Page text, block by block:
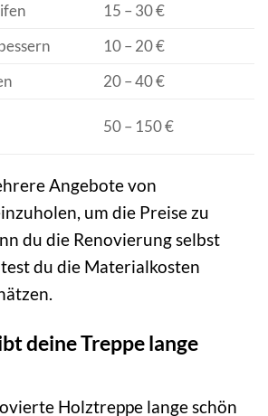
15 – 30 €
10 – 20 €
20 – 40 €
50 – 150 €
Angebote von
um die Preise zu
du die Renovierung selbst
du die Materialkosten
deine Treppe lange
Holztreppe lange schön